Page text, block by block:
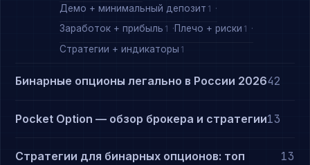
Демо + минимальный депозит 1
Заработок + прибыль 1 Плечо + риски 1
Стратегии + индикаторы 1
Бинарные опционы легально в России 202642
Pocket Option — обзор брокера и стратегии13
Стратегии для бинарных опционов: топ
13